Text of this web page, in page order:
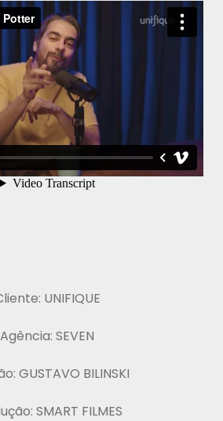
UNIFIQUE
Agência: SEVEN
GUSTAVO BILINSKI
SMART FILMES